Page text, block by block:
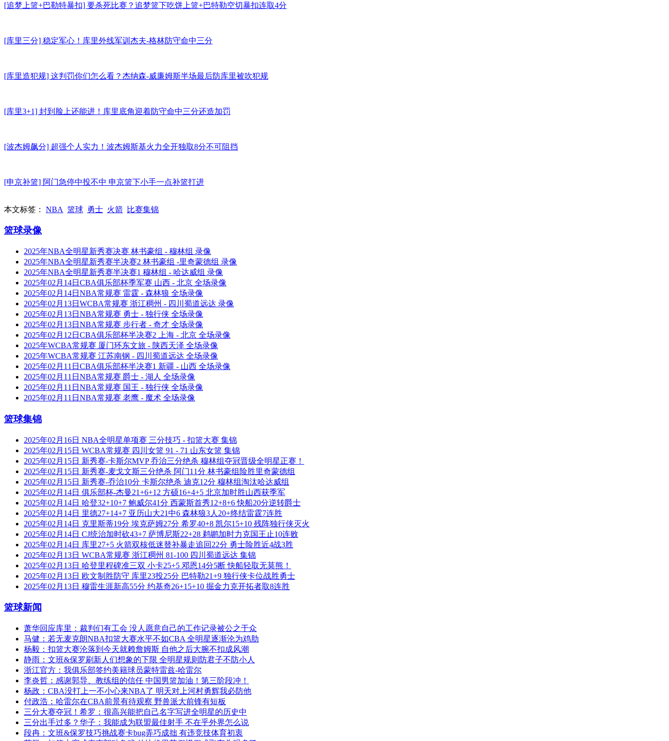
[追梦上篮+巴勒特暴扣] 要杀死比赛？追梦篮下吃饼上篮+巴特勒空切暴扣连取4分
[库里三分] 稳定军心！库里外线军训杰夫-格林防守命中三分
[库里造犯规] 这判罚你们怎么看？杰纳森-威廉姆斯半场最后防库里被吹犯规
[库里3+1] 封到脸上还能进！库里底角迎着防守命中三分还造加罚
[波杰姆飙分] 超强个人实力！波杰姆斯基火力全开独取8分不可阻挡
[申京补篮] 阿门急停中投不中 申京篮下小手一点补篮打进
本文标签： NBA 篮球 勇士 火箭 比赛集锦
篮球录像
2025年NBA全明星新秀赛决赛 林书豪组 - 穆林组 录像
2025年NBA全明星新秀赛半决赛2 林书豪组 -里奇蒙德组 录像
2025年NBA全明星新秀赛半决赛1 穆林组 - 哈达威组 录像
2025年02月14日CBA俱乐部杯季军赛 山西 - 北京 全场录像
2025年02月14日NBA常规赛 雷霆 - 森林狼 全场录像
2025年02月13日WCBA常规赛 浙江稠州 - 四川蜀道远达 录像
2025年02月13日NBA常规赛 勇士 - 独行侠 全场录像
2025年02月13日NBA常规赛 步行者 - 奇才 全场录像
2025年02月12日CBA俱乐部杯半决赛2 上海 - 北京 全场录像
2025年WCBA常规赛 厦门环东文旅 - 陕西天泽 全场录像
2025年WCBA常规赛 江苏南钢 - 四川蜀道远达 全场录像
2025年02月11日CBA俱乐部杯半决赛1 新疆 - 山西 全场录像
2025年02月11日NBA常规赛 爵士 - 湖人 全场录像
2025年02月11日NBA常规赛 国王 - 独行侠 全场录像
2025年02月11日NBA常规赛 老鹰 - 魔术 全场录像
篮球集锦
2025年02月16日 NBA全明星单项赛 三分技巧 - 扣篮大赛 集锦
2025年02月15日 WCBA常规赛 四川女篮 91 - 71 山东女篮 集锦
2025年02月15日 新秀赛-卡斯尔MVP 乔治三分绝杀 穆林组夺冠晋级全明星正赛！
2025年02月15日 新秀赛-麦戈文斯三分绝杀 阿门11分 林书豪组险胜里奇蒙德组
2025年02月15日 新秀赛-乔治10分 卡斯尔绝杀 迪克12分 穆林组淘汰哈达威组
2025年02月14日 俱乐部杯-杰曼21+6+12 方硕16+4+5 北京加时胜山西获季军
2025年02月14日 哈登32+10+7 鲍威尔41分 西蒙斯首秀12+8+6 快船20分逆转爵士
2025年02月14日 里德27+14+7 亚历山大21中6 森林狼3人20+终结雷霆7连胜
2025年02月14日 克里斯蒂19分 埃克萨姆27分 希罗40+8 凯尔15+10 残阵独行侠灭火
2025年02月14日 CJ统治加时砍43+7 萨博尼斯22+28 鹈鹕加时力克国王止10连败
2025年02月14日 库里27+5 火箭双核低迷替补暴走追回22分 勇士险胜近4战3胜
2025年02月13日 WCBA常规赛 浙江稠州 81-100 四川蜀道远达 集锦
2025年02月13日 哈登里程碑准三双 小卡25+5 邓恩14分5断 快船轻取无莫熊！
2025年02月13日 欧文制胜防守 库里23投25分 巴特勒21+9 独行侠卡位战胜勇士
2025年02月13日 穆雷生涯新高55分 约基奇26+15+10 掘金力克开拓者取8连胜
篮球新闻
萧华回应库里：裁判们有工会 没人愿意自己的工作记录被公之于众
马健：若无麦克朗NBA扣篮大赛水平不如CBA 全明星逐渐沦为鸡肋
杨毅：扣篮大赛沦落到今天就赖詹姆斯 自他之后大腕不扣成风潮
静雨：文班&保罗刷新人们想象的下限 全明星规则防君子不防小人
浙江官方：我俱乐部签约美籍球员蒙特雷兹-哈雷尔
李炎哲：感谢郭导、教练组的信任 中国男篮加油！第三阶段冲！
杨政：CBA没打上一不小心来NBA了 明天对上河村勇辉我必防他
付政浩：哈雷尔在CBA前景有待观察 野兽派大前锋有短板
三分大赛夺冠！希罗：很高兴能把自己名字写进全明星的历史中
三分出手过多？华子：我能成为联盟最佳射手 不在乎外界怎么说
段冉：文班&保罗技巧挑战赛卡bug弄巧成拙 有违竞技体育初衷